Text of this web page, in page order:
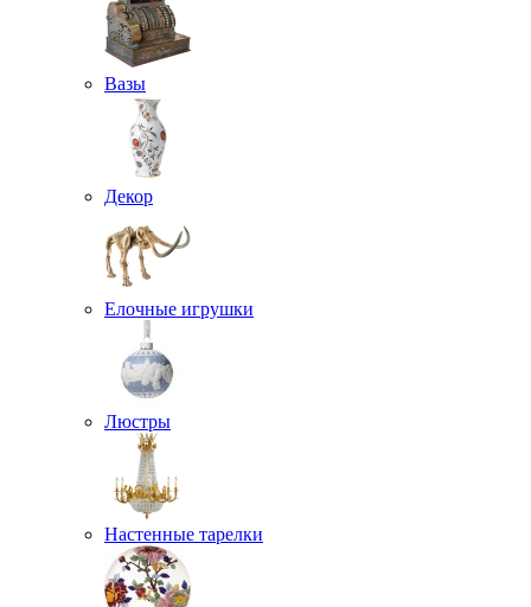
Вазы
Декор
Елочные игрушки
Люстры
Настенные тарелки